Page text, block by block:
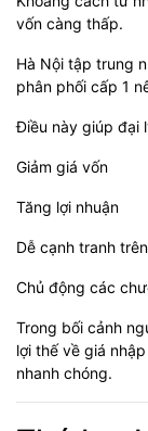
vốn càng thấp.
Hà Nội tập trung
phân phối cấp 1
Điều này giúp đại
Giảm giá vốn
Tăng lợi nhuận
Dễ cạnh tranh
Chủ động các
Trong bối cảnh
lợi thế về giá
nhanh chóng.